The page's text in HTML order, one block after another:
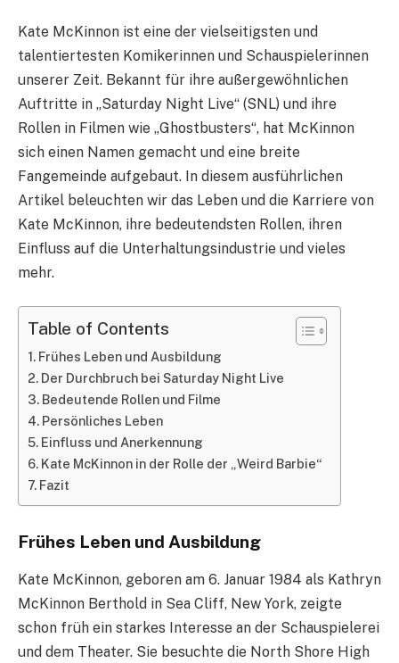
Kate McKinnon ist eine der vielseitigsten und
talentiertesten Komikerinnen und Schauspielerinnen
unserer Zeit. Bekannt für ihre außergewöhnlichen
Auftritte in „Saturday Night Live“ (SNL) und ihre
Rollen in Filmen wie „Ghostbusters“, hat McKinnon
sich einen Namen gemacht und eine breite
Fangemeinde aufgebaut. In diesem ausführlichen
Artikel beleuchten wir das Leben und die Karriere von
Kate McKinnon, ihre bedeutendsten Rollen, ihren
Einfluss auf die Unterhaltungsindustrie und vieles
mehr.
Table of Contents
Frühes Leben und Ausbildung
Der Durchbruch bei Saturday Night Live
Bedeutende Rollen und Filme
Persönliches Leben
Einfluss und Anerkennung
Kate McKinnon in der Rolle der „Weird Barbie“
Fazit
Frühes Leben und Ausbildung
Kate McKinnon, geboren am 6. Januar 1984 als Kathryn
McKinnon Berthold in Sea Cliff, New York, zeigte
schon früh ein starkes Interesse an der Schauspielerei
und dem Theater. Sie besuchte die North Shore High